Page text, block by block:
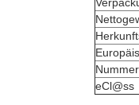
eCl@ss